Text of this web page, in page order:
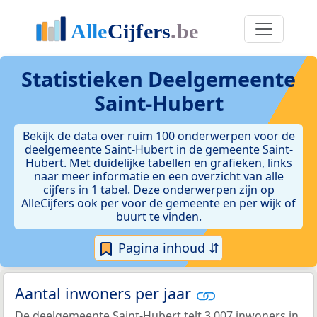
Statistieken Deelgemeente
Saint-Hubert
Bekijk de data over ruim 100 onderwerpen voor de
deelgemeente Saint-Hubert in de gemeente Saint-
Hubert. Met duidelijke tabellen en grafieken, links
naar meer informatie en een overzicht van alle
cijfers in 1 tabel. Deze onderwerpen zijn op
AlleCijfers ook per voor de gemeente en per wijk of
buurt te vinden.
Pagina inhoud ⇵
Aantal inwoners per jaar